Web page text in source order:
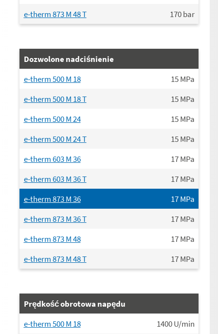
e-therm 873 M 48 T
170bar
Dozwolone nadciśnienie
e-therm 500 M 18
15MPa
e-therm 500 M 18 T
15MPa
e-therm 500 M 24
15MPa
e-therm 500 M 24 T
15MPa
e-therm 603 M 36
17MPa
e-therm 603 M 36 T
17MPa
e-therm 873 M 36
17MPa
e-therm 873 M 36 T
17MPa
e-therm 873 M 48
17MPa
e-therm 873 M 48 T
17MPa
Prędkość obrotowa napędu
e-therm 500 M 18
1400U/min